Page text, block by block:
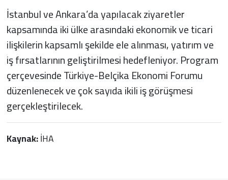
İstanbul ve Ankara’da yapılacak ziyaretler
kapsamında iki ülke arasındaki ekonomik ve ticari
ilişkilerin kapsamlı şekilde ele alınması, yatırım ve
iş fırsatlarının geliştirilmesi hedefleniyor. Program
çerçevesinde Türkiye-Belçika Ekonomi Forumu
düzenlenecek ve çok sayıda ikili iş görüşmesi
gerçekleştirilecek.
Kaynak:İHA